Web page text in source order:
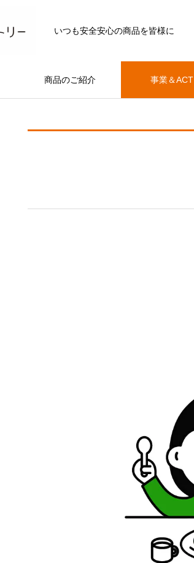
いつも安全安心の商品を皆様に
商品のご紹介 事業＆ACT